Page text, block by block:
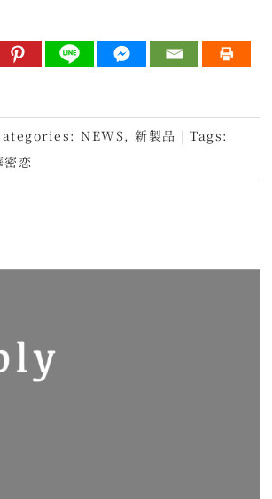
NEWS,新製品 | Tags:
密恋